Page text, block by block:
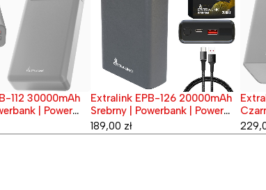
Extralink EPB-126 20000mAh
Srebrny | Powerbank | Power
bank, 45W PD, USB-C
Wyprzedane
Extralink EPB-
Czarny |
bank, Fast